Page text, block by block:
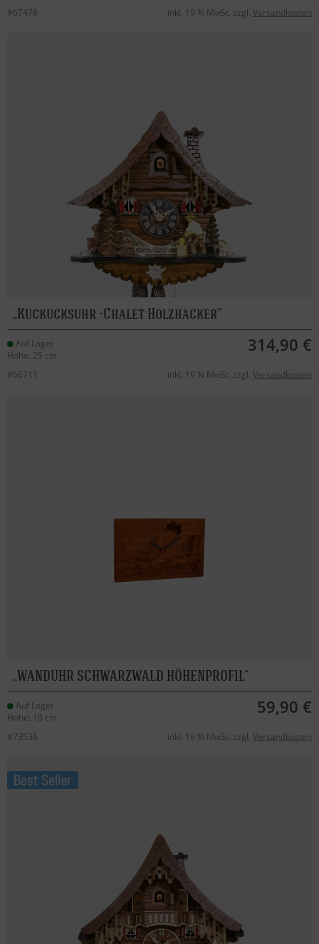
#67478 inkl. 19 % MwSt. zzgl. Versandkosten
Kuckucksuhr -Chalet Holzhacker
Auf Lager
Höhe: 25 cm
314,90 €
#66711 inkl. 19 % MwSt. zzgl. Versandkosten
WANDUHR SCHWARZWALD HÖHENPROFIL
Auf Lager
Höhe: 19 cm
59,90 €
#73536 inkl. 19 % MwSt. zzgl. Versandkosten